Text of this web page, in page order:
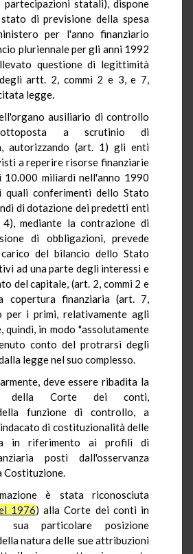
statali), dispone
di previsione della spesa
per l'anno finanziario
pluriennale per gli anni 1992
questione di legittimità
artt. 2, commi 2 e 3, e 7,
legge.
ausiliario di controllo
a scrutinio di
autorizzando (art. 1) gli enti
a reperire risorse finanziarie
10.000 miliardi nell'anno 1990
quali conferimenti dello Stato
di dotazione dei predetti enti
4), mediante la contrazione di
di obbligazioni, prevede
del bilancio dello Stato
ad una parte degli interessi e
del capitale, (art. 2, commi 2 e
copertura finanziaria (art. 7,
per i primi, relativamente agli
quindi, in modo "assolutamente
conto del protrarsi degli
legge nel suo complesso.
deve essere ribadita la
della Corte dei conti,
funzione di controllo, a
di costituzionalità delle
in riferimento ai profili di
posti dall'osservanza
Costituzione.
è stata riconosciuta
1976) alla Corte dei conti in
sua particolare posizione
natura delle sue attribuzioni